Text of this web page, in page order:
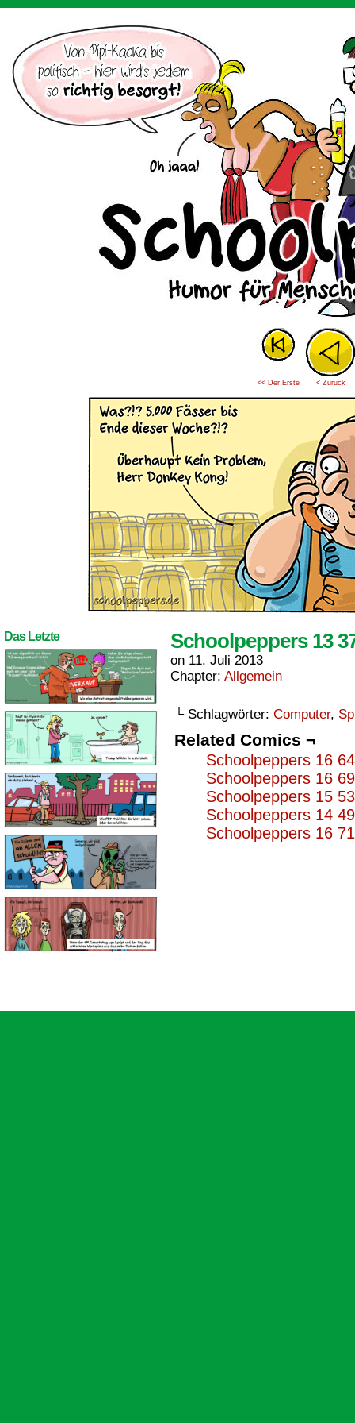
<< Der Erste < Zurück
Das Letzte Schoolpeppers 13
on 11. Juli 2013
Chapter: Allgemein
└ Schlagwörter: Computer,
Related Comics ¬
Schoolpeppers 16
Schoolpeppers 16
Schoolpeppers 15
Schoolpeppers 14
Schoolpeppers 16